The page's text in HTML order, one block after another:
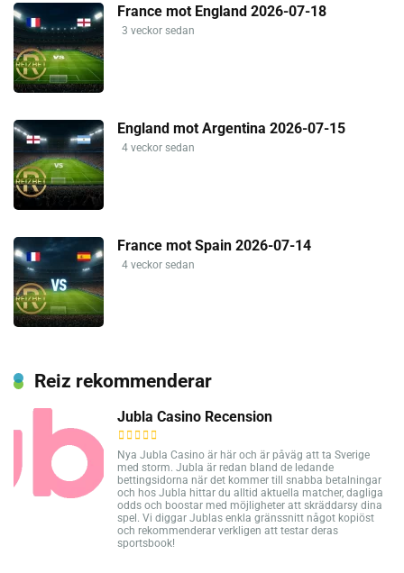
France mot England 2026-07-18
3 veckor sedan
England mot Argentina 2026-07-15
4 veckor sedan
France mot Spain 2026-07-14
4 veckor sedan
Reiz rekommenderar
Jubla Casino Recension
Nya Jubla Casino är här och är påväg att ta Sverige
med storm. Jubla är redan bland de ledande
bettingsidorna när det kommer till snabba betalningar
och hos Jubla hittar du alltid aktuella matcher, dagliga
odds och boostar med möjligheter att skräddarsy dina
spel. Vi diggar Jublas enkla gränssnitt något kopiöst
och rekommenderar verkligen att testar deras
sportsbook!